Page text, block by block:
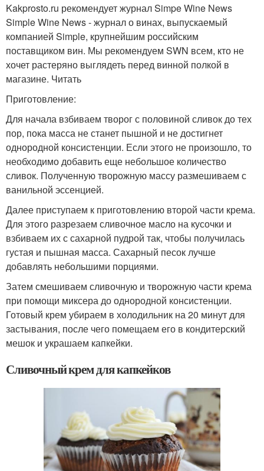
Kakprosto.ru рекомендует журнал Simpe Wine News
Simple Wine News - журнал о винах, выпускаемый
компанией Simple, крупнейшим российским
поставщиком вин. Мы рекомендуем SWN всем, кто не
хочет растеряно выглядеть перед винной полкой в
магазине. Читать
Приготовление:
Для начала взбиваем творог с половиной сливок до тех
пор, пока масса не станет пышной и не достигнет
однородной консистенции. Если этого не произошло, то
необходимо добавить еще небольшое количество
сливок. Полученную творожную массу размешиваем с
ванильной эссенцией.
Далее приступаем к приготовлению второй части крема.
Для этого разрезаем сливочное масло на кусочки и
взбиваем их с сахарной пудрой так, чтобы получилась
густая и пышная масса. Сахарный песок лучше
добавлять небольшими порциями.
Затем смешиваем сливочную и творожную части крема
при помощи миксера до однородной консистенции.
Готовый крем убираем в холодильник на 20 минут для
застывания, после чего помещаем его в кондитерский
мешок и украшаем капкейки.
Сливочный крем для капкейков